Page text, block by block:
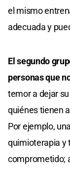
el mismo
adecuada y
El segundo
personas que
temor a dejar
quiénes tienen
Por ejemplo,
quimioterapia y
comprometido;